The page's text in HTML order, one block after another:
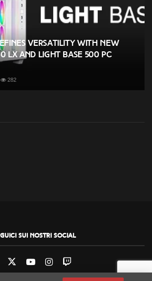
versatility with new
LX and Light Base 500 PC
282
sui nostri social